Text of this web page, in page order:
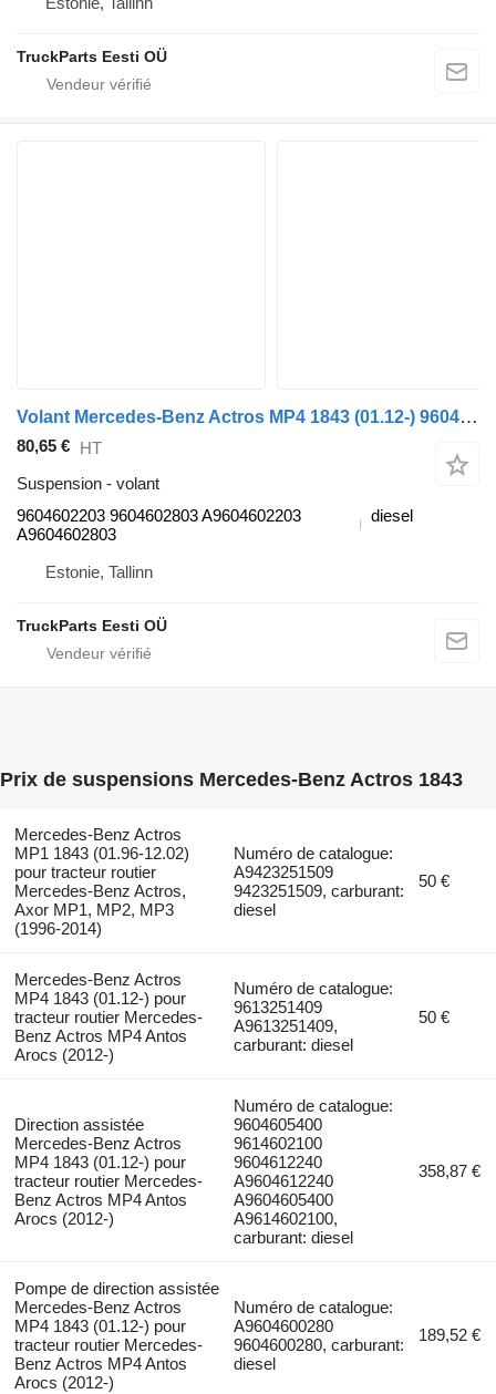
TruckParts Eesti OÜ
Volant Mercedes-Benz Actros MP4 1843 (01.12-) 9604602203 pour tracteur routier Mercedes-Benz Actros MP4 Antos Arocs (2012-)
80,65 € HT
Suspension - volant
9604602203 9604602803 A9604602203
A9604602803
diesel
Estonie, Tallinn
TruckParts Eesti OÜ
Prix de suspensions Mercedes-Benz Actros 1843
Mercedes-Benz Actros
MP1 1843 (01.96-12.02)
pour tracteur routier
Mercedes-Benz Actros,
Axor MP1, MP2, MP3
(1996-2014)
Numéro de catalogue:
A9423251509
9423251509, carburant:
diesel
50 €
Mercedes-Benz Actros
MP4 1843 (01.12-) pour
tracteur routier Mercedes-
Benz Actros MP4 Antos
Arocs (2012-)
Numéro de catalogue:
9613251409
A9613251409,
carburant: diesel
50 €
Direction assistée
Mercedes-Benz Actros
MP4 1843 (01.12-) pour
tracteur routier Mercedes-
Benz Actros MP4 Antos
Arocs (2012-)
Numéro de catalogue:
9604605400
9614602100
9604612240
A9604612240
A9604605400
A9614602100,
carburant: diesel
358,87 €
Pompe de direction assistée
Mercedes-Benz Actros
MP4 1843 (01.12-) pour
tracteur routier Mercedes-
Benz Actros MP4 Antos
Arocs (2012-)
Numéro de catalogue:
A9604600280
9604600280, carburant:
diesel
189,52 €